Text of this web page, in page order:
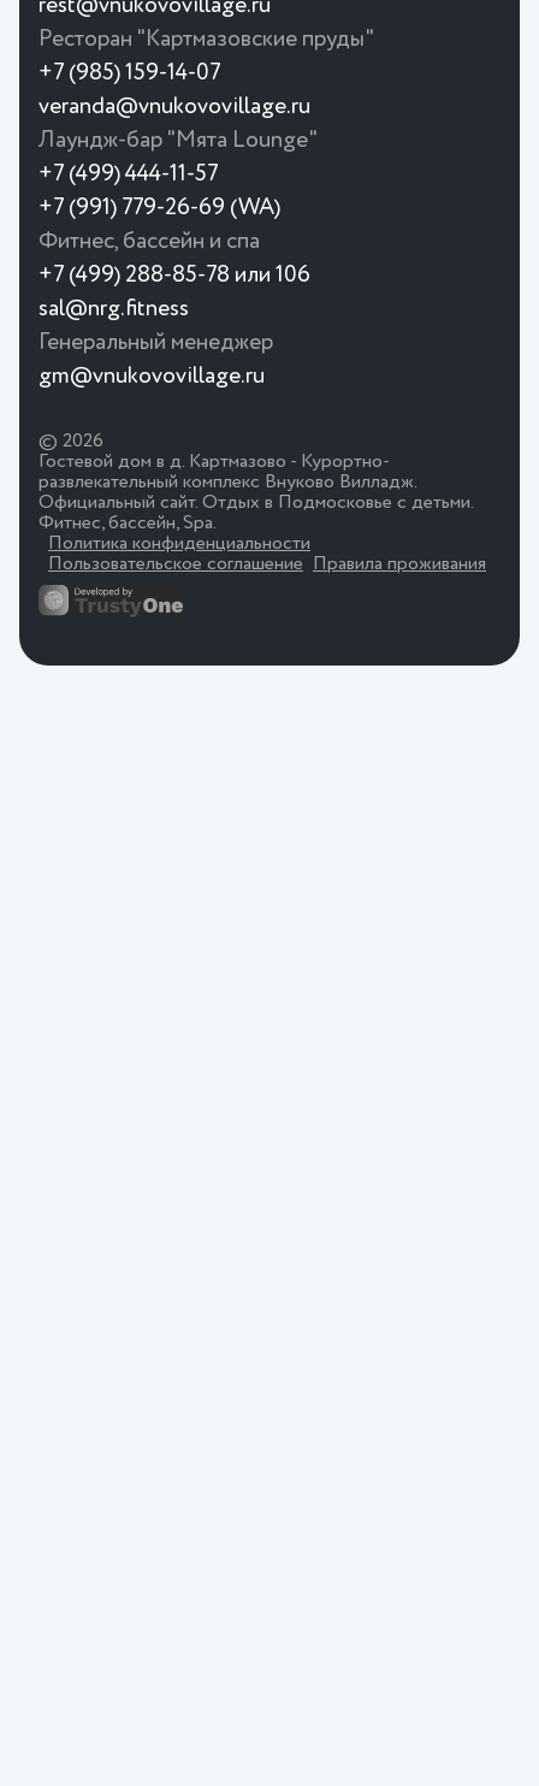
rest@vnukovovillage.ru
Ресторан "Картмазовские пруды"
+7 (985) 159-14-07
veranda@vnukovovillage.ru
Лаундж-бар "Мята Lounge"
+7 (499) 444-11-57
+7 (991) 779-26-69 (WA)
Фитнес, бассейн и спа
+7 (499) 288-85-78 или 106
sal@nrg.fitness
Генеральный менеджер
gm@vnukovovillage.ru
© 2026
Гостевой дом в д. Картмазово - Курортно-
развлекательный комплекс Внуково Вилладж.
Официальный сайт. Отдых в Подмосковье с детьми.
Фитнес, бассейн, Spa.
Политика конфиденциальности
Пользовательское соглашение
Правила проживания